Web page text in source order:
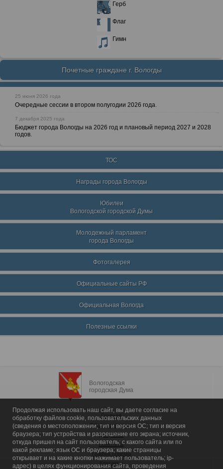
Герб
Флаг
Гимн
Почетные граждане г. Вологды
25 июня 2026 года
Очередные сессии в втором полугодии 2026 года.
7 декабря 2025 года
Бюджет города Вологды на 2026 год и плановый период 2027 и 2028
годов.
ТОС
Награды города Вологды
Юбилеи
Вологодской городской Думы
Молодежный парламент
города Вологды
Фотогалерея
Официальные сайты РФ
Официальная Вологда
Полезные ссылки
Вологодская
городская Дума
Главная
Общие сведения
Депутаты
Комитеты
График приема
Контакты
Продолжая использовать наш сайт, вы даете согласие на
обработку файлов cookie, пользовательских данных
(сведения о местоположении; тип и версия ОС; тип и версия
браузера; тип устройства и разрешение его экрана; источник,
откуда пришел на сайт пользователь; с какого сайта или по
какой рекламе; язык ОС и браузера; какие страницы
открывает и на какие кнопки нажимает пользователь; ip-
адрес) в целях функционирования сайта, проведения